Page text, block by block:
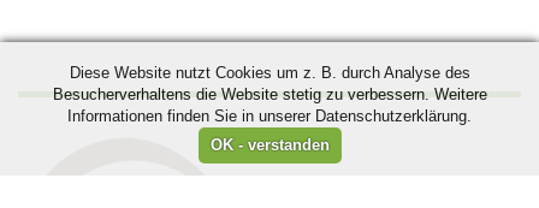
Diese Website nutzt Cookies um z. B. durch Analyse des
Besucherverhaltens die Website stetig zu verbessern. Weitere
Informationen finden Sie in unserer Datenschutzerklärung.